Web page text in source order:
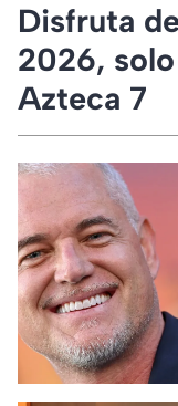
Disfruta
2026,
Azteca 7